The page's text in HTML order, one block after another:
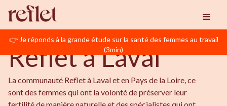
👉 Je réponds à la grande étude sur la santé des femmes au travail
(3min)
Reflet Laval
Reflet à Laval
La communauté Reflet à Laval et en Pays de la Loire, ce
sont des femmes qui ont la volonté de préserver leur